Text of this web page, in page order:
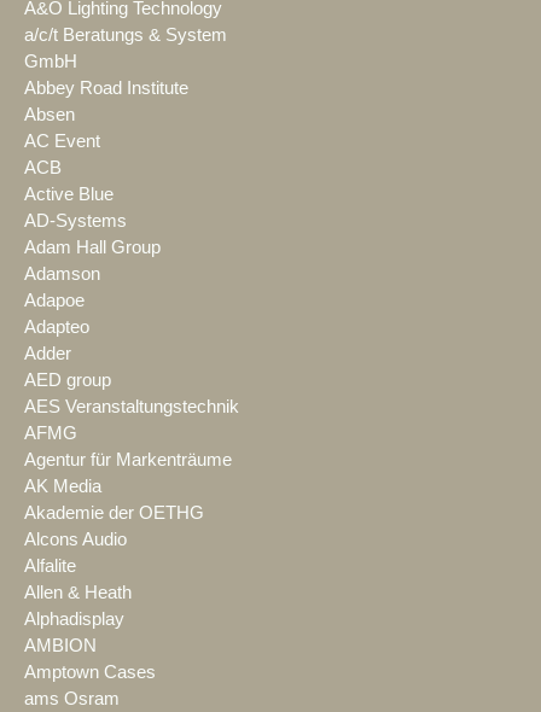
A&O Lighting Technology
a/c/t Beratungs & System
GmbH
Abbey Road Institute
Absen
AC Event
ACB
Active Blue
AD-Systems
Adam Hall Group
Adamson
Adapoe
Adapteo
Adder
AED group
AES Veranstaltungstechnik
AFMG
Agentur für Markenträume
AK Media
Akademie der OETHG
Alcons Audio
Alfalite
Allen & Heath
Alphadisplay
AMBION
Amptown Cases
ams Osram